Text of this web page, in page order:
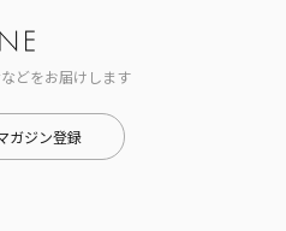
どをお届けします
ガジン登録